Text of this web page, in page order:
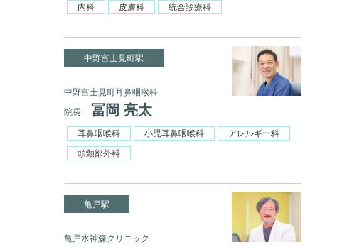
内科 皮膚科 統合診療科
中野富士見町駅
中野富士見町耳鼻咽喉科
院長
冨岡 亮太
耳鼻咽喉科 小児耳鼻咽喉科
アレルギー科
頭頸部外科
亀戸駅
亀戸水神森クリニック